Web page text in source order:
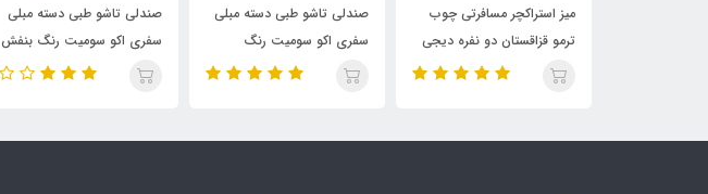
میز استراکچر مسافرتی چوب
ترمو قزاقستان دو نفره دیجی
چادر
صندلی تاشو طبی دسته مبلی
سفری اکو سومیت رنگ
زرشکی
صندلی تاشو طبی دسته مبلی
سفری اکو سومیت رنگ بنفش
تیره